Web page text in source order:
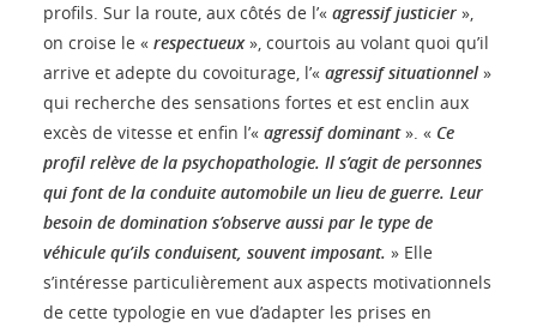
profils. Sur la route, aux côtés de l’« agressif justicier »,
on croise le « respectueux», courtois au volant quoi qu’il
arrive et adepte du covoiturage, l’« agressif situationnel »
qui recherche des sensations fortes et est enclin aux
excès de vitesse et enfin l’« agressif dominant». « Ce
profil relève de la psychopathologie. Il s’agit de personnes
qui font de la conduite automobile un lieu de guerre. Leur
besoin de domination s’observe aussi par le type de
véhicule qu’ils conduisent, souvent imposant. » Elle
s’intéresse particulièrement aux aspects motivationnels
de cette typologie en vue d’adapter les prises en